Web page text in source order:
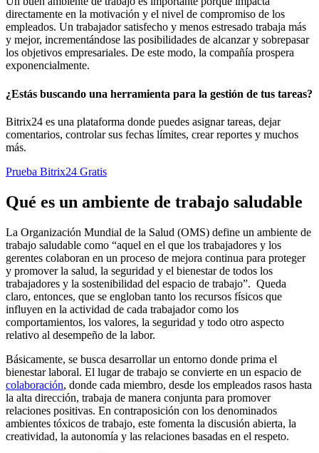
directamente en la motivación y el nivel de compromiso de los
empleados. Un trabajador satisfecho y menos estresado trabaja más
y mejor, incrementándose las posibilidades de alcanzar y sobrepasar
los objetivos empresariales. De este modo, la compañía prospera
exponencialmente.
¿Estás buscando una herramienta para la gestión de tus tareas?
Bitrix24 es una plataforma donde puedes asignar tareas, dejar
comentarios, controlar sus fechas límites, crear reportes y muchos
más.
Prueba Bitrix24 Gratis
Qué es un ambiente de trabajo saludable
La Organización Mundial de la Salud (OMS) define un ambiente de
trabajo saludable como “aquel en el que los trabajadores y los
gerentes colaboran en un proceso de mejora continua para proteger
y promover la salud, la seguridad y el bienestar de todos los
trabajadores y la sostenibilidad del espacio de trabajo”. Queda
claro, entonces, que se engloban tanto los recursos físicos que
influyen en la actividad de cada trabajador como los
comportamientos, los valores, la seguridad y todo otro aspecto
relativo al desempeño de la labor.
Básicamente, se busca desarrollar un entorno donde prima el
bienestar laboral. El lugar de trabajo se convierte en un espacio de
colaboración, donde cada miembro, desde los empleados rasos hasta
la alta dirección, trabaja de manera conjunta para promover
relaciones positivas. En contraposición con los denominados
ambientes tóxicos de trabajo, este fomenta la discusión abierta, la
creatividad, la autonomía y las relaciones basadas en el respeto.